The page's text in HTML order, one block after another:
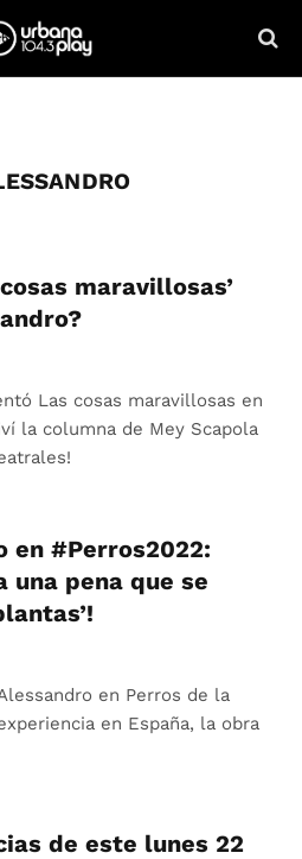
maravillosas’
Las cosas maravillosas en
la columna de Mey Scapola
en #Perros2022:
una pena que se
en Perros de la
en España, la obra
de este lunes 22